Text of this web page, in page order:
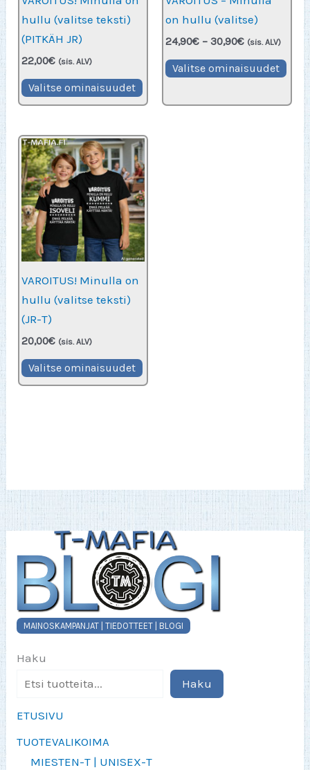
MAINOSKAMPANJAT | TIEDOTTEET | BLOGI
Haku
Haku
ETUSIVU
TUOTEVALIKOIMA
MIESTEN-T | UNISEX-T
hullu (valitse teksti)
(PITKÄH JR)
22,00€ (sis. ALV)
Valitse ominaisuudet Tällä
tuotteella
useampi
muunnelma.
Voit
tehdä
valinnat
tuotteen
sivulla.
on hullu (valitse)
24,90€ – 30,90€Hintaluokka:
-
30,90€
(sis. ALV)
Valitse ominaisuudet
on
VAROITUS! Minulla on
hullu (valitse teksti)
(JR-T)
20,00€ (sis. ALV)
Valitse ominaisuudet Tällä
tuotteella
valinnat
tuotteen
sivulla.